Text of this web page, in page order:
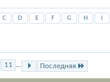
C D E F G H
11 ... Последняя